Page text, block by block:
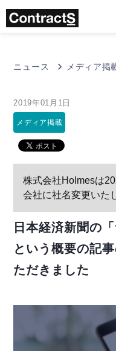
ニュース メディア掲
2019年01月1日
メディア掲載
株式会社Holmesは
会社に社名変更いた
日本経済新聞の
という概要の記
ただきました